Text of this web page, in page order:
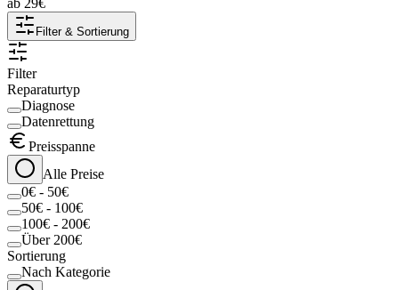
Filter & Sortierung
Filter
Reparaturtyp
Diagnose
Datenrettung
Preisspanne
Alle Preise
0€ - 50€
50€ - 100€
100€ - 200€
Über 200€
Sortierung
Nach Kategorie